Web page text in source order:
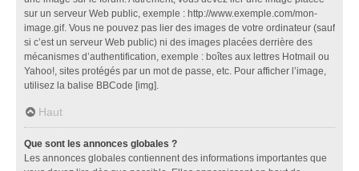
sur un serveur Web public, exemple : http://www.exemple.com/mon-
image.gif. Vous ne pouvez pas lier des images de votre ordinateur (sauf
si c’est un serveur Web public) ni des images placées derrière des
mécanismes d’authentification, exemple : boîtes aux lettres Hotmail ou
Yahoo!, sites protégés par un mot de passe, etc. Pour afficher l’image,
utilisez la balise BBCode [img].
Haut
Que sont les annonces globales ?
Les annonces globales contiennent des informations importantes que